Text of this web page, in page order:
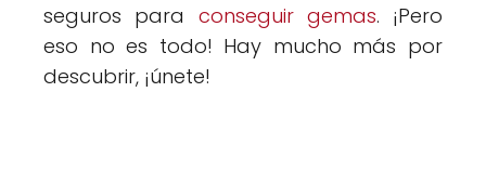
seguros para conseguir gemas. ¡Pero
eso no es todo! Hay mucho más por
descubrir, ¡únete!